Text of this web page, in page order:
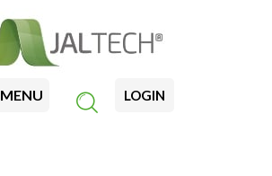
MENU LOGIN